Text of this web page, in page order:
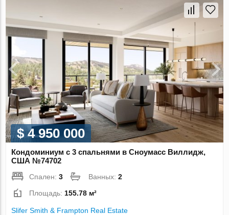
$ 4 950 000
Кондоминиум с 3 спальнями в Сноумасс Виллидж,
США №74702
Спален:3 Ванных:2
Площадь: 155.78 м²
Slifer Smith & Frampton Real Estate